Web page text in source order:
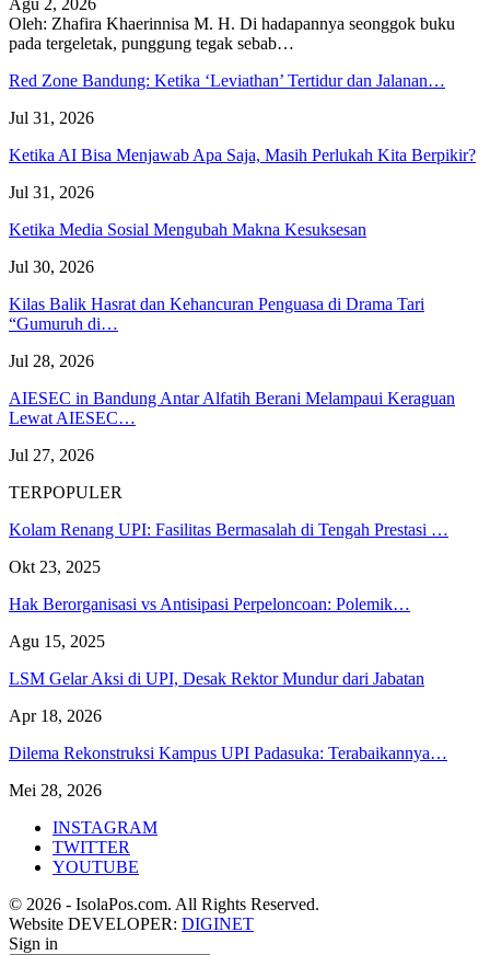
Agu 2, 2026
Oleh: Zhafira Khaerinnisa M. H. Di hadapannya seonggok buku
pada tergeletak, punggung tegak sebab…
Red Zone Bandung: Ketika ‘Leviathan’ Tertidur dan Jalanan…
Jul 31, 2026
Ketika AI Bisa Menjawab Apa Saja, Masih Perlukah Kita Berpikir?
Jul 31, 2026
Ketika Media Sosial Mengubah Makna Kesuksesan
Jul 30, 2026
Kilas Balik Hasrat dan Kehancuran Penguasa di Drama Tari
“Gumuruh di…
Jul 28, 2026
AIESEC in Bandung Antar Alfatih Berani Melampaui Keraguan
Lewat AIESEC…
Jul 27, 2026
TERPOPULER
Kolam Renang UPI: Fasilitas Bermasalah di Tengah Prestasi …
Okt 23, 2025
Hak Berorganisasi vs Antisipasi Perpeloncoan: Polemik…
Agu 15, 2025
LSM Gelar Aksi di UPI, Desak Rektor Mundur dari Jabatan
Apr 18, 2026
Dilema Rekonstruksi Kampus UPI Padasuka: Terabaikannya…
Mei 28, 2026
INSTAGRAM
TWITTER
YOUTUBE
© 2026 - IsolaPos.com. All Rights Reserved.
Website DEVELOPER: DIGINET
Sign in